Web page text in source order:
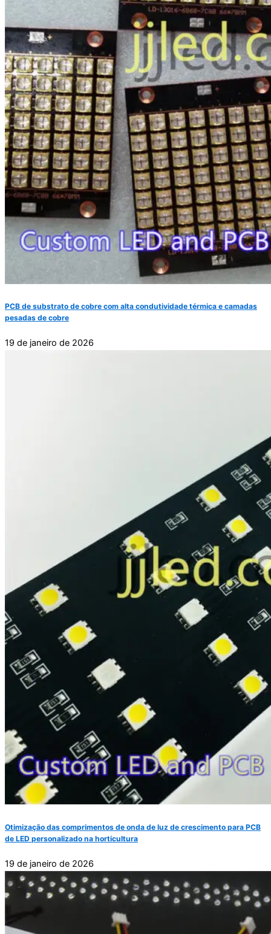
PCB de substrato de cobre com alta condutividade térmica e camadas
pesadas de cobre
19 de janeiro de 2026
Otimização das comprimentos de onda de luz de crescimento para PCB
de LED personalizado na horticultura
19 de janeiro de 2026